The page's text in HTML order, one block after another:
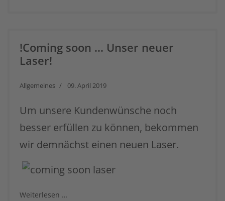
!Coming soon ... Unser neuer
Laser!
Allgemeines 09. April 2019
Um unsere Kundenwünsche noch
besser erfüllen zu können, bekommen
wir demnächst einen neuen Laser.
Weiterlesen …